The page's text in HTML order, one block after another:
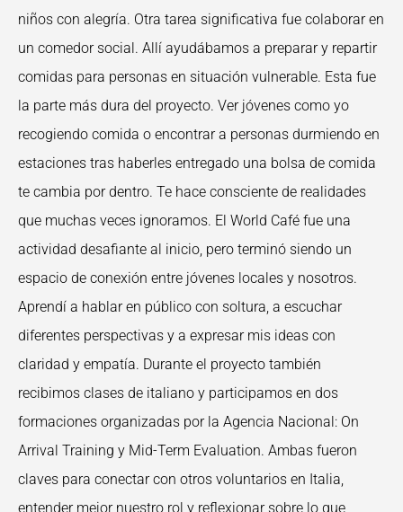
niños con alegría. Otra tarea significativa fue colaborar en
un comedor social. Allí ayudábamos a preparar y repartir
comidas para personas en situación vulnerable. Esta fue
la parte más dura del proyecto. Ver jóvenes como yo
recogiendo comida o encontrar a personas durmiendo en
estaciones tras haberles entregado una bolsa de comida
te cambia por dentro. Te hace consciente de realidades
que muchas veces ignoramos. El World Café fue una
actividad desafiante al inicio, pero terminó siendo un
espacio de conexión entre jóvenes locales y nosotros.
Aprendí a hablar en público con soltura, a escuchar
diferentes perspectivas y a expresar mis ideas con
claridad y empatía. Durante el proyecto también
recibimos clases de italiano y participamos en dos
formaciones organizadas por la Agencia Nacional: On
Arrival Training y Mid-Term Evaluation. Ambas fueron
claves para conectar con otros voluntarios en Italia,
entender mejor nuestro rol y reflexionar sobre lo que